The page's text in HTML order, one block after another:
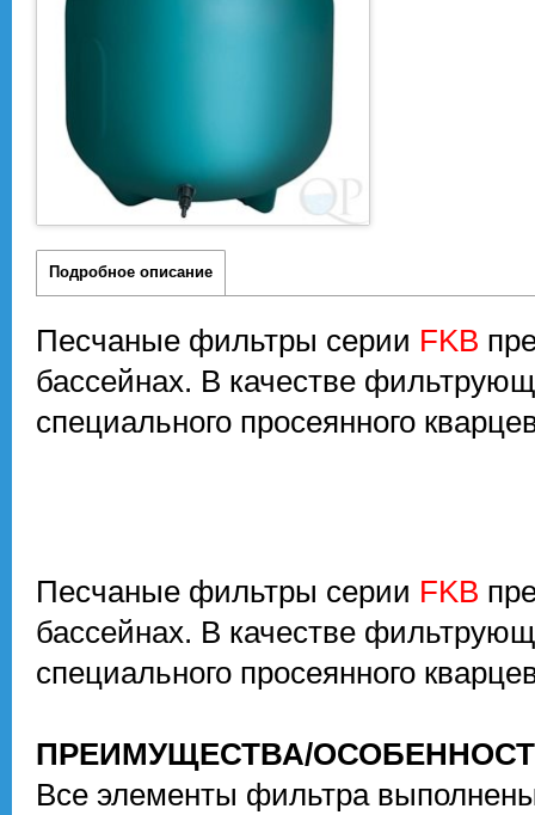
Подробное описание
Песчаные фильтры серии FKB
бассейнах. В качестве
специального просеянного
Песчаные фильтры серии FKB
бассейнах. В качестве
специального просеянного
ПРЕИМУЩЕСТВА/
Все элементы фильтра